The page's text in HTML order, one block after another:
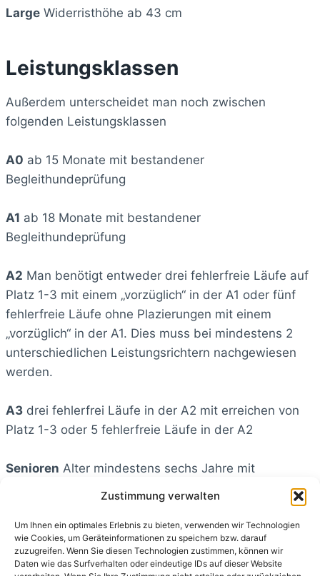
Zustimmung verwalten
Um Ihnen ein optimales Erlebnis zu bieten, verwenden wir Technologien
wie Cookies, um Geräteinformationen zu speichern bzw. darauf
zuzugreifen. Wenn Sie diesen Technologien zustimmen, können wir
Daten wie das Surfverhalten oder eindeutige IDs auf dieser Website
Large Widerristhöhe ab 43 cm
Leistungsklassen
Außerdem unterscheidet man noch zwischen
folgenden Leistungsklassen
A0 ab 15 Monate mit bestandener
Begleithundeprüfung
A1 ab 18 Monate mit bestandener
Begleithundeprüfung
A2 Man benötigt entweder drei fehlerfreie Läufe auf
Platz 1-3 mit einem „vorzüglich“ in der A1 oder fünf
fehlerfreie Läufe ohne Plazierungen mit einem
„vorzüglich“ in der A1. Dies muss bei mindestens 2
unterschiedlichen Leistungsrichtern nachgewiesen
werden.
A3 drei fehlerfrei Läufe in der A2 mit erreichen von
Platz 1-3 oder 5 fehlerfreie Läufe in der A2
Senioren Alter mindestens sechs Jahre mit
bestandener Begleithundeprüfung
Ein Agilityparcour besteht aus unterschiedlichen
Hindernissen, die teilweise den Größenklassen
angepasst sind.